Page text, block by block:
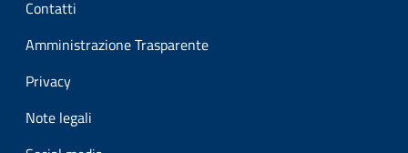
Contatti
Amministrazione Trasparente
Privacy
Note legali